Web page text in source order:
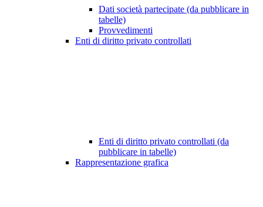
Dati società partecipate (da pubblicare in
tabelle)
Provvedimenti
Enti di diritto privato controllati
Enti di diritto privato controllati (da
pubblicare in tabelle)
Rappresentazione grafica